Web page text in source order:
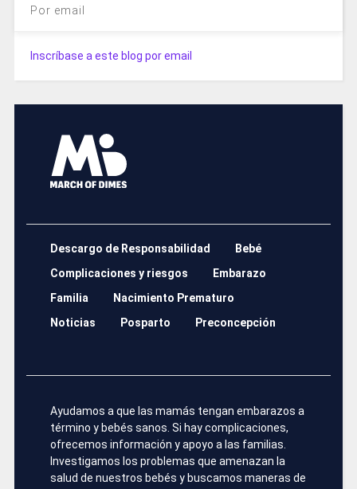
Por email
Inscríbase a este blog por email
Descargo de Responsabilidad
Bebé
Complicaciones y riesgos
Embarazo
Familia
Nacimiento Prematuro
Noticias
Posparto Preconcepción
Ayudamos a que las mamás tengan embarazos a
término y bebés sanos. Si hay complicaciones,
ofrecemos información y apoyo a las familias.
Investigamos los problemas que amenazan la
salud de nuestros bebés y buscamos maneras de